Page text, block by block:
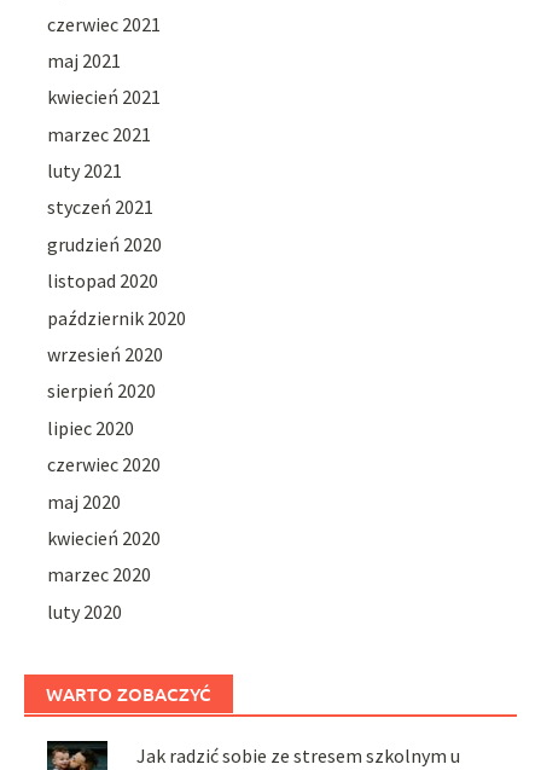
czerwiec 2021
maj 2021
kwiecień 2021
marzec 2021
luty 2021
styczeń 2021
grudzień 2020
listopad 2020
październik 2020
wrzesień 2020
sierpień 2020
lipiec 2020
czerwiec 2020
maj 2020
kwiecień 2020
marzec 2020
luty 2020
WARTO ZOBACZYĆ
Jak radzić sobie ze stresem szkolnym u